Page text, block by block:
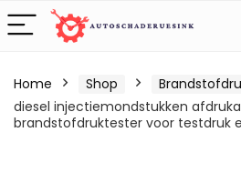
Home Shop
diesel injectiemondstukken
brandstofdruktester voor testdruk